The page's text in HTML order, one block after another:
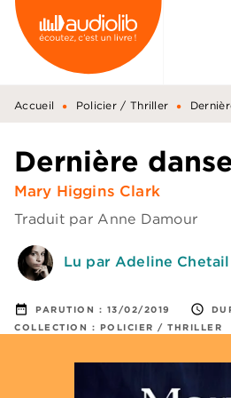
MENU RECHERCHE
PIED DE PAGE
Accueil • Policier / Thriller •
Dernière
Mary Higgins Clark
Traduit parAnne Damour
Lu par Adeline Chetail
date_range PARUTION : 13/02/2019 access_time
COLLECTION : POLICIER / THRILLER